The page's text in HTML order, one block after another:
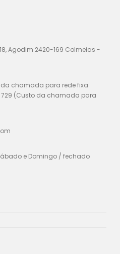
Agodim 2420-169 Colmeias -
da chamada para rede fixa
729 (Custo da chamada para
e Domingo / fechado